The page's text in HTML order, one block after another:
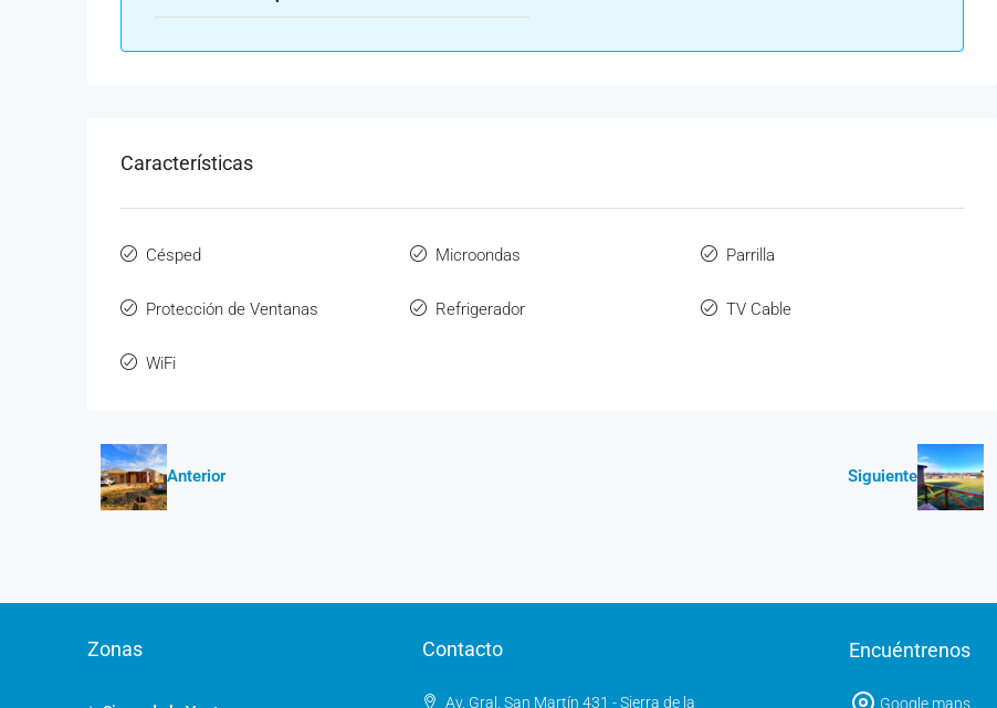
Características
Césped Microondas Parrilla
Protección de Ventanas Refrigerador TV Cable
WiFi
Anterior Siguiente
Zonas Contacto
Av. Gral. San Martín 431 - Sierra de la
Encuéntrenos
Google maps